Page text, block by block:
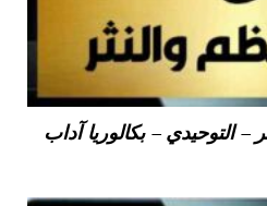
التوحيدي – بكالوريا آداب